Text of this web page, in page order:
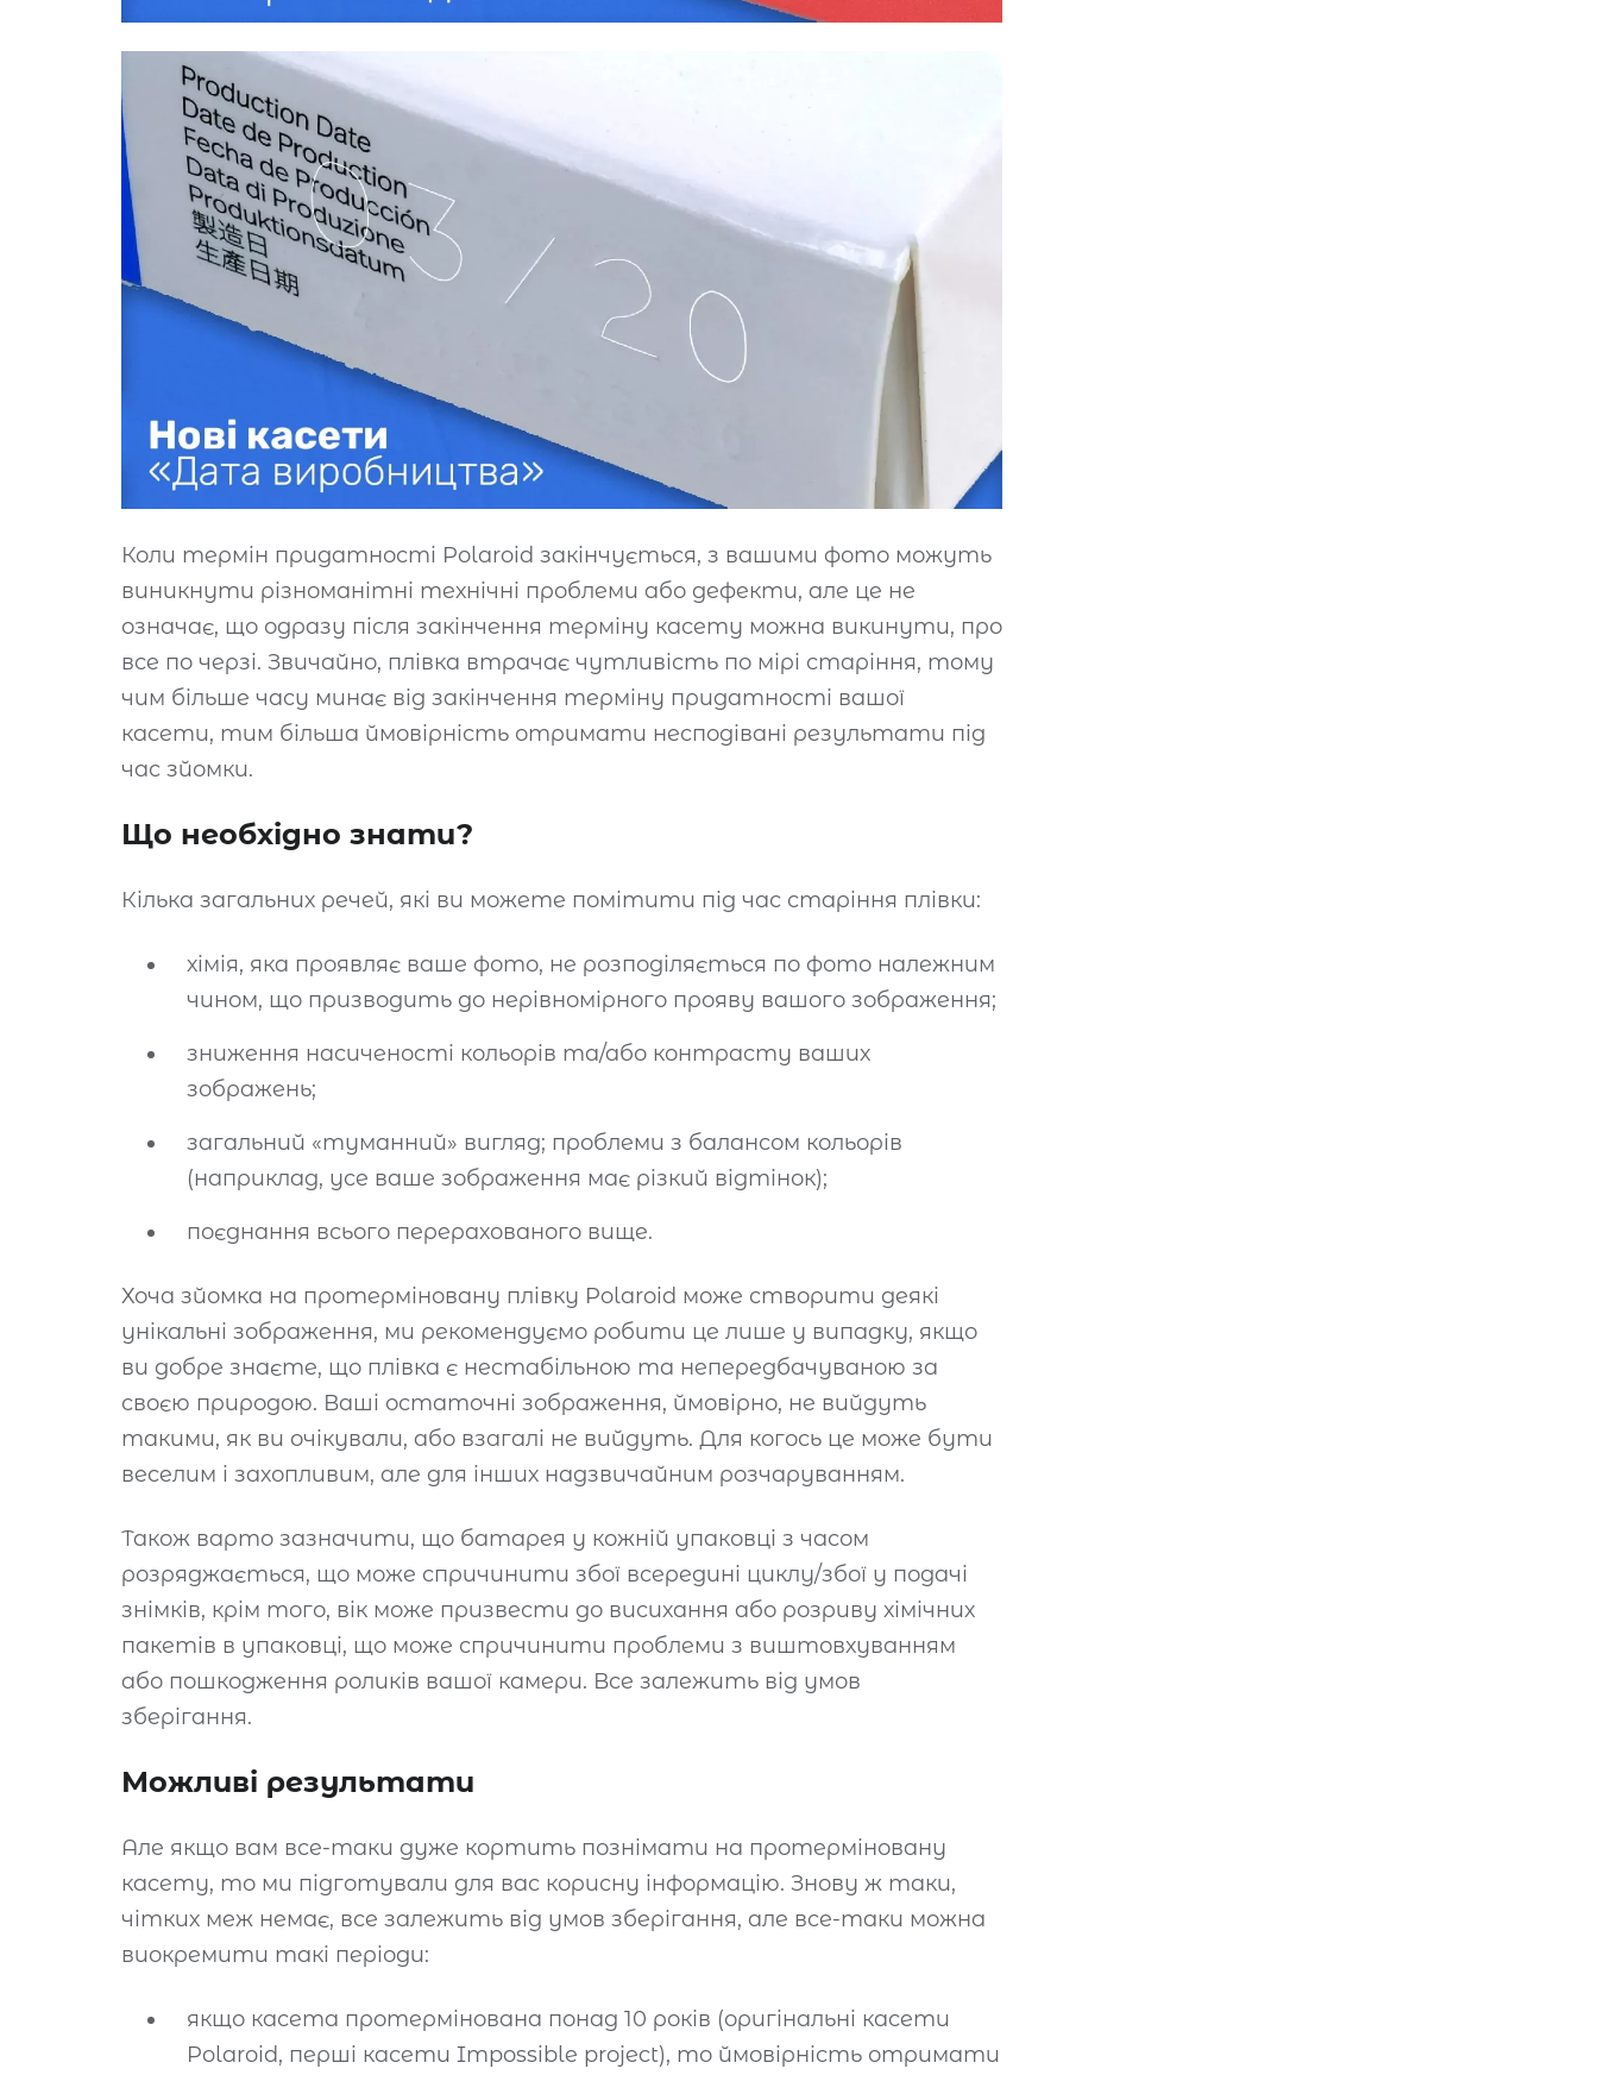
Коли термін придатності Polaroid закінчується, з вашими фото можуть
виникнути різноманітні технічні проблеми або дефекти, але це не
означає, що одразу після закінчення терміну касету можна викинути, про
все по черзі. Звичайно, плівка втрачає чутливість по мірі старіння, тому
чим більше часу минає від закінчення терміну придатності вашої
касети, тим більша ймовірність отримати несподівані результати під
час зйомки.
Що необхідно знати?
Кілька загальних речей, які ви можете помітити під час старіння плівки:
хімія, яка проявляє ваше фото, не розподіляється по фото належним
чином, що призводить до нерівномірного прояву вашого зображення;
зниження насиченості кольорів та/або контрасту ваших
зображень;
загальний «туманний» вигляд; проблеми з балансом кольорів
(наприклад, усе ваше зображення має різкий відтінок);
поєднання всього перерахованого вище.
Хоча зйомка на протерміновану плівку Polaroid може створити деякі
унікальні зображення, ми рекомендуємо робити це лише у випадку, якщо
ви добре знаєте, що плівка є нестабільною та непередбачуваною за
своєю природою. Ваші остаточні зображення, ймовірно, не вийдуть
такими, як ви очікували, або взагалі не вийдуть. Для когось це може бути
веселим і захопливим, але для інших надзвичайним розчаруванням.
Також варто зазначити, що батарея у кожній упаковці з часом
розряджається, що може спричинити збої всередині циклу/збої у подачі
знімків, крім того, вік може призвести до висихання або розриву хімічних
пакетів в упаковці, що може спричинити проблеми з виштовхуванням
або пошкодження роликів вашої камери. Все залежить від умов
зберігання.
Можливі результати
Але якщо вам все-таки дуже кортить познімати на протерміновану
касету, то ми підготували для вас корисну інформацію. Знову ж таки,
чітких меж немає, все залежить від умов зберігання, але все-таки можна
виокремити такі періоди:
якщо касета протермінована понад 10 років (оригінальні касети
Polaroid, перші касети Impossible project), то ймовірність отримати